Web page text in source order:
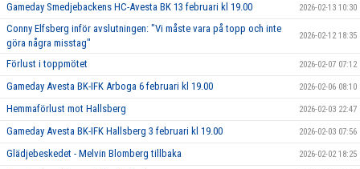
Gameday Smedjebackens HC-Avesta BK 13 februari kl 19.00 2026-02-13 10:30
Conny Elfsberg inför avslutningen: "Vi måste vara på topp och inte
göra några misstag"
2026-02-12 18:35
Förlust i toppmötet 2026-02-07 07:12
Gameday Avesta BK-IFK Arboga 6 februari kl 19.00 2026-02-06 08:10
Hemmaförlust mot Hallsberg 2026-02-03 22:47
Gameday Avesta BK-IFK Hallsberg 3 februari kl 19.00 2026-02-03 07:56
Glädjebeskedet - Melvin Blomberg tillbaka 2026-02-02 18:25